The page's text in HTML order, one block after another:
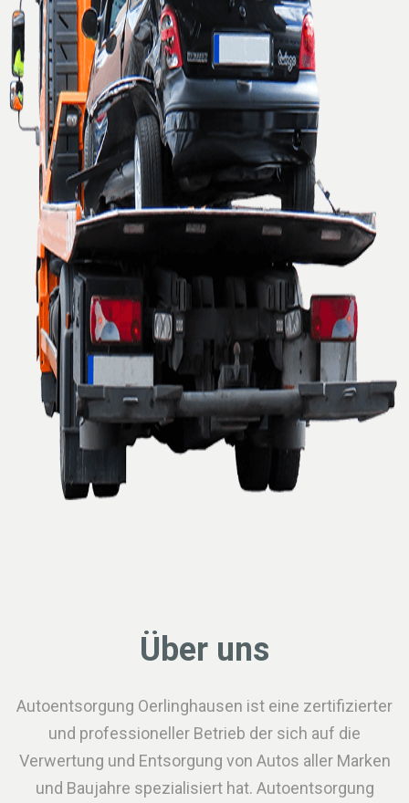
Über uns
Autoentsorgung Oerlinghausen ist eine zertifizierter
und professioneller Betrieb der sich auf die
Verwertung und Entsorgung von Autos aller Marken
und Baujahre spezialisiert hat. Autoentsorgung